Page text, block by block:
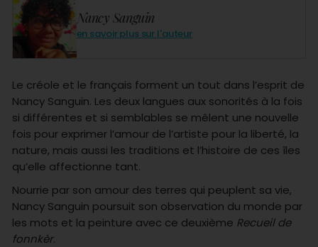
Nancy Sanguin
en savoir plus sur l'auteur
Le créole et le français forment un tout dans l’esprit de
Nancy Sanguin. Les deux langues aux sonorités à la fois
si différentes et si semblables se mêlent une nouvelle
fois pour exprimer l’amour de l’artiste pour la liberté, la
nature, mais aussi les traditions et l’histoire de ces îles
qu’elle affectionne tant.
Nourrie par son amour des terres qui peuplent sa vie,
Nancy Sanguin poursuit son observation du monde par
les mots et la peinture avec ce deuxième Recueil de
fonnkèr.